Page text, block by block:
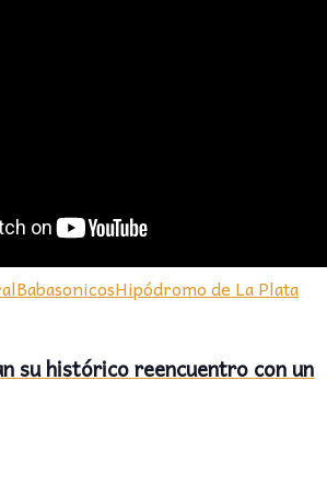
BabasonicosHipódromo de La Plata
su histórico reencuentro con un